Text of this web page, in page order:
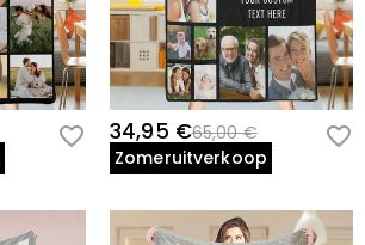
34,95 €65,00 €
Zomeruitverkoop